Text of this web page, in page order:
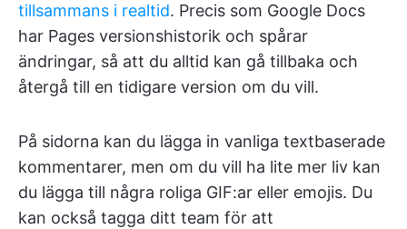
tillsammans i realtid. Precis som Google Docs
har Pages versionshistorik och spårar
ändringar, så att du alltid kan gå tillbaka och
återgå till en tidigare version om du vill.
På sidorna kan du lägga in vanliga textbaserade
kommentarer, men om du vill ha lite mer liv kan
du lägga till några roliga GIF:ar eller emojis. Du
kan också tagga ditt team för att